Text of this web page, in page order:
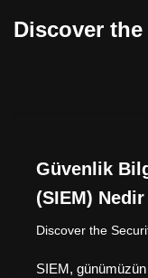
Discover
Güvenlik
(SIEM)
Discover the
SIEM,